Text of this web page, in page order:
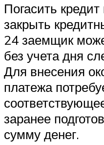
Погасить
закрыть
24 заемщик
без учета дня
Для внесения
платежа
заранее
сумму денег.